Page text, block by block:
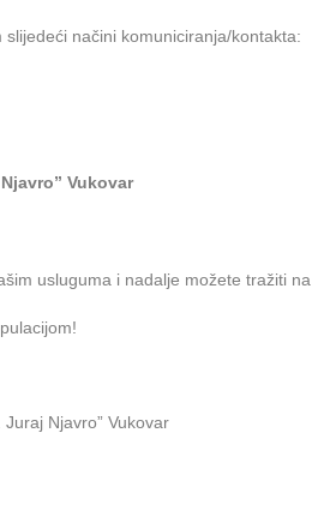
načini komuniciranja/kontakta:
Vukovar
usluguma i nadalje možete tražiti na
Njavro” Vukovar